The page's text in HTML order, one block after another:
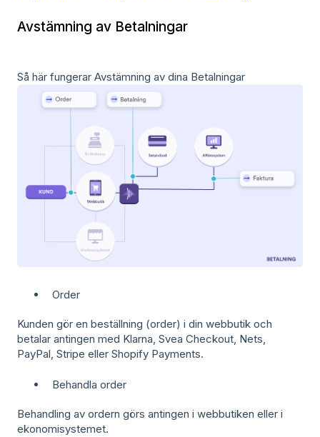
Avstämning av Betalningar
Så här fungerar Avstämning av dina Betalningar
Order
Kunden gör en beställning (order) i din webbutik och
betalar antingen med Klarna, Svea Checkout, Nets,
PayPal, Stripe eller Shopify Payments.
Behandla order
Behandling av ordern görs antingen i webbutiken eller i
ekonomisystemet.